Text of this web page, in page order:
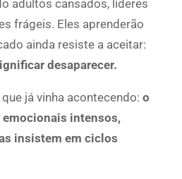
adultos cansados, líderes
frágeis. Eles aprenderão
ainda resiste a aceitar:
desaparecer.
já vinha acontecendo: o
intensos,
insistem em ciclos